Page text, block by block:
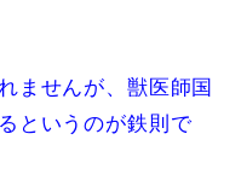
ませんが、獣医師国
というのが鉄則で